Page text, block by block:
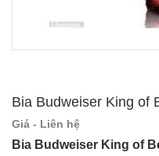
Bia Budweiser King of
Giá - Liên hệ
Bia Budweiser King of